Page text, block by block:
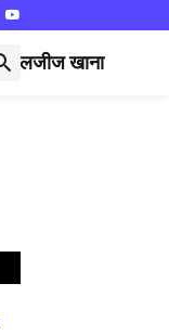
लजीज खाना